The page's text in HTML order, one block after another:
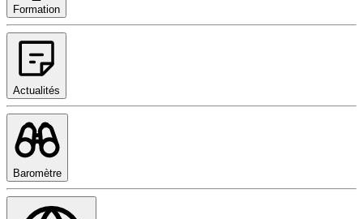
Formation
Actualités
Baromètre